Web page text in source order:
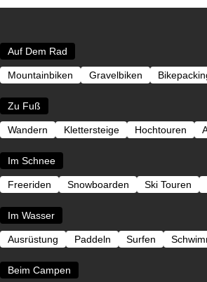
Auf Dem Rad
Mountainbiken Gravelbiken
Zu Fuß
Wandern Klettersteige Hochtouren
Im Schnee
Freeriden Snowboarden Ski Touren
Im Wasser
Ausrüstung Paddeln Surfen
Beim Campen